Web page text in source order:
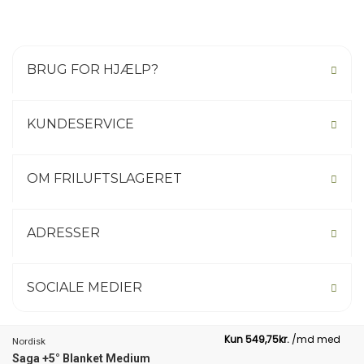
Nordisk
Saga +5° Blanket Medium
BRUG FOR HJÆLP?
KUNDESERVICE
OM FRILUFTSLAGERET
ADRESSER
SOCIALE MEDIER
Not your country? Click here.